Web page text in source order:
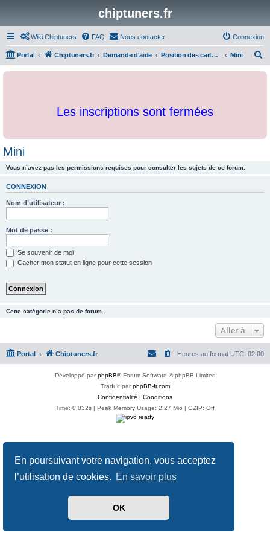
En poursuivant votre navigation, vous acceptez
l’utilisation de cookies. En savoir plus
OK
chiptuners.fr
Wiki Chiptuners FAQ Nous contacter Connexion
Portal Chiptuners.fr Demande d'aide Position des cartographies et developpements Mini
c
Les inscriptions sont fermées
Mini
Vous n’avez pas les permissions requises pour consulter les sujets de ce forum.
CONNEXION
Nom d’utilisateur :
Mot de passe :
Se souvenir de moi
Cacher mon statut en ligne pour cette session
Cette catégorie n’a pas de forum.
Aller à
Portal Chiptuners.fr Heures au format UTC+02:00
Développé parphpBB® Forum Software © phpBB Limited
Traduit parphpBB-fr.com
Confidentialité | Conditions
Time: 0.032s | Peak Memory Usage: 2.27 Mio | GZIP: Off